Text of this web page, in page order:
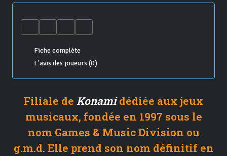
Fiche complète
L'avis des joueurs (0)
Filiale de Konamidédiée aux jeux
musicaux, fondée en 1997 sous le
nom Games & Music Division ou
g.m.d. Elle prend son nom définitif en